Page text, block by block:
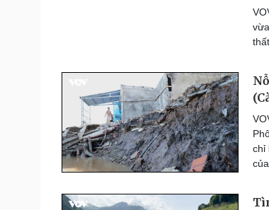
Lịch thi đấu
Hậu trường
Nhà đẹp
Tình yêu - Gia đình
Blog
Văn hóa
Sân khấu -
Văn học
Âm nhạc
Di sản
chỉ